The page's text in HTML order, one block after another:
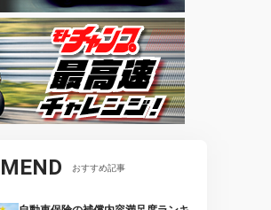
おすすめ記事